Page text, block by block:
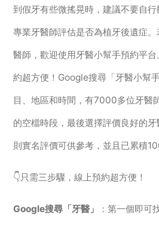
到假牙有些微搖晃時，建議不要自
專業牙醫師評估是否為植牙後遺症
醫師，歡迎使用牙醫小幫手預約平
約超方便！Google搜尋「牙醫小幫
目、地區和時間，有7000多位牙醫
的空檔時段，最後選擇評價良好的
則實名評價可供參考，並且已累積
👇只需三步驟，線上預約超方便！
Google搜尋「牙醫」 ：第一個即可